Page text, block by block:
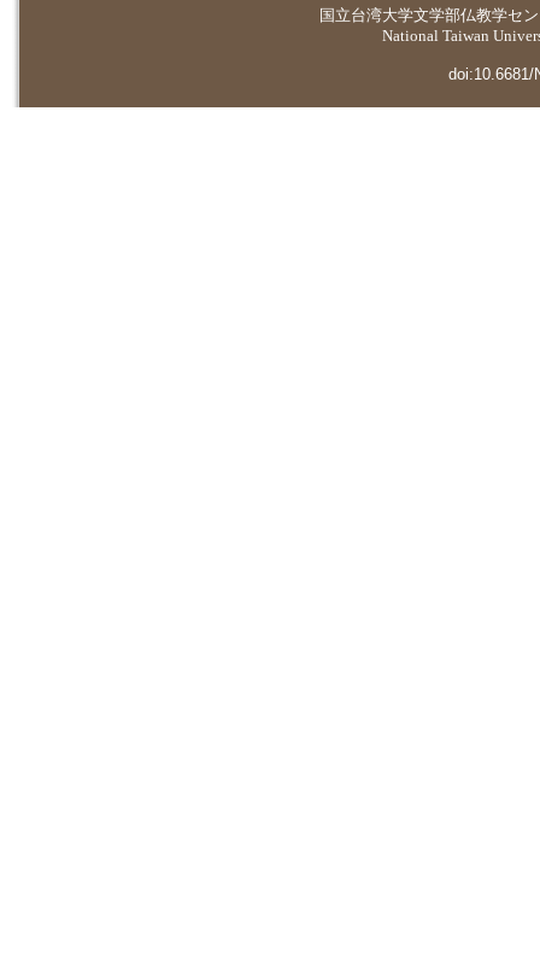
国立台湾大学文学部仏教学セ
National Taiwan
doi:10.6681/